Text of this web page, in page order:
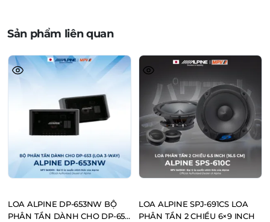
Sản phẩm liên quan
LOA ALPINE DP-653NW BỘ
PHÂN TẦN DÀNH CHO DP-653
LOA ALPINE SPJ-691CS LOA
PHÂN TẦN 2 CHIỀU 6×9 INCH